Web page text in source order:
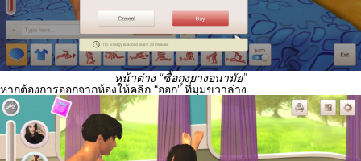
หน้าต่าง “ซื้อถุงยางอนามัย”
หากต้องการออกจากห้องให้คลิก “ออก” ที่มุมขวาล่าง